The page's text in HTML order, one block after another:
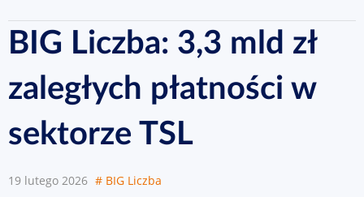
BIG Liczba: 3,3 mld zł
zaległych płatności w
sektorze TSL
19 lutego 2026 # BIG Liczba